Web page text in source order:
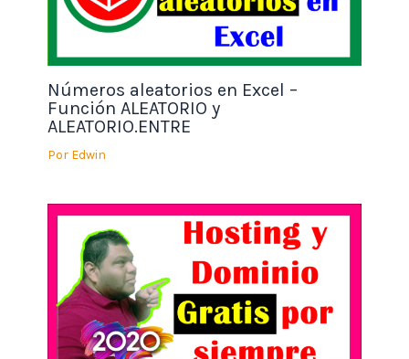
Números aleatorios en Excel –
Función ALEATORIO y
ALEATORIO.ENTRE
Por Edwin